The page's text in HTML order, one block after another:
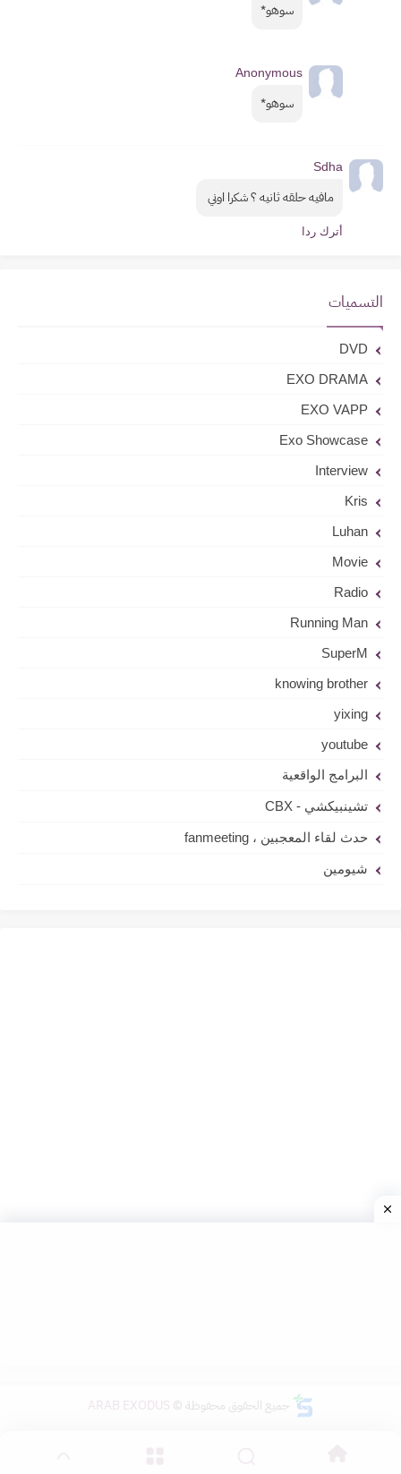
سوهو*
Anonymous
سوهو*
Sdha
مافيه حلقه ثانيه ؟ شكرا اوني
أترك ردا
التسميات
DVD
EXO DRAMA
EXO VAPP
Exo Showcase
Interview
Kris
Luhan
Movie
Radio
Running Man
SuperM
knowing brother
yixing
youtube
البرامج الواقعية
تشينبيكشي - CBX
حدث لقاء المعجبين ، fanmeeting
شيومين
جميع الحقوق محفوظة © ARAB EXODUS